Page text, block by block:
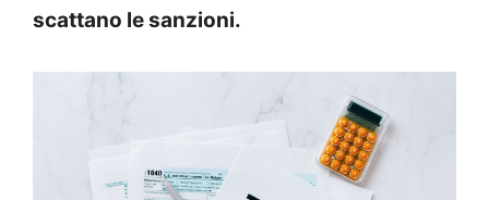
scattano le sanzioni.